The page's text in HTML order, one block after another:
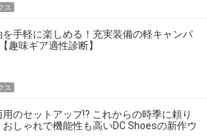
ス
を手軽に楽しめる！充実装備の軽キャンパ
趣味ギア適性診断】
ス
用のセットアップ!? これからの時季に頼り
おしゃれで機能性も高いDC Shoesの新作ウ